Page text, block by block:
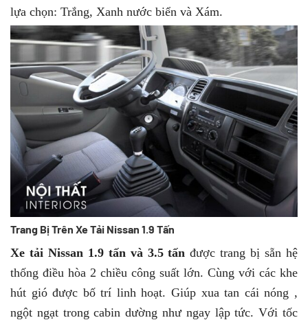
lựa chọn: Trắng, Xanh nước biển và Xám.
Trang Bị Trên Xe Tải Nissan 1.9 Tấn
Xe tải Nissan 1.9 tấn và 3.5 tấn được trang bị sẵn hệ
thống điều hòa 2 chiều công suất lớn. Cùng với các khe
hút gió được bố trí linh hoạt. Giúp xua tan cái nóng ,
ngột ngạt trong cabin dường như ngay lập tức. Với tốc